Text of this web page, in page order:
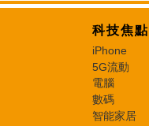
科技焦點
iPhone
5G流動
電腦
數碼
智能家居